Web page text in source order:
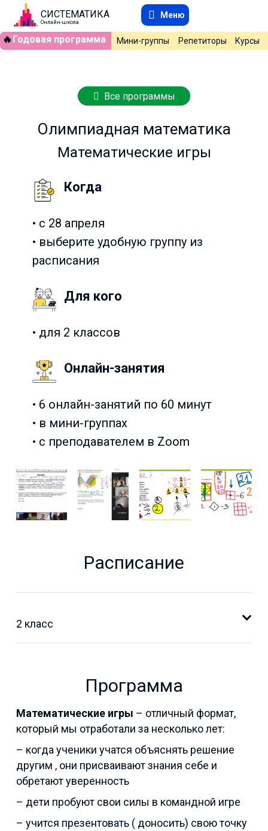
СИСТЕМАТИКА
Онлайн-школа
Меню
🔥 Годовая программа Мини-группы Репетиторы Курсы
Все программы
Олимпиадная математика
Математические игры
Когда
• с 28 апреля
• выберите удобную группу из
расписания
Для кого
• для 2 классов
Онлайн-занятия
• 6 онлайн-занятий по 60 минут
• в мини-группах
• с преподавателем в Zoom
Расписание
2 класс
Программа
Математические игры – отличный формат,
который мы отработали за несколько лет:
– когда ученики учатся объяснять решение
другим , они присваивают знания себе и
обретают уверенность
– дети пробуют свои силы в командной игре
– учится презентовать ( доносить) свою точку